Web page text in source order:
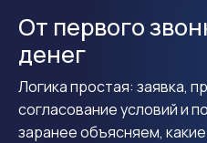
От первого
денег
Логика простая: заявка,
согласование условий и
заранее объясняем,